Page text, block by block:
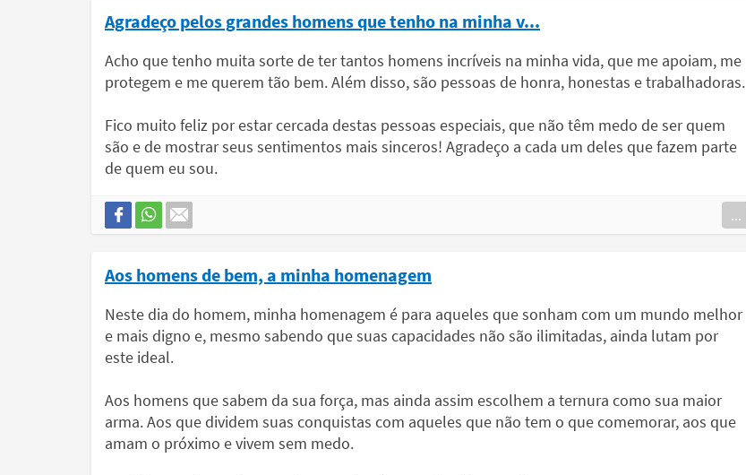
Agradeço pelos grandes homens que tenho na minha v...
Acho que tenho muita sorte de ter tantos homens incríveis na minha vida, que me apoiam, me
protegem e me querem tão bem. Além disso, são pessoas de honra, honestas e trabalhadoras.
Fico muito feliz por estar cercada destas pessoas especiais, que não têm medo de ser quem
são e de mostrar seus sentimentos mais sinceros! Agradeço a cada um deles que fazem parte
de quem eu sou.
...
Aos homens de bem, a minha homenagem
Neste dia do homem, minha homenagem é para aqueles que sonham com um mundo melhor
e mais digno e, mesmo sabendo que suas capacidades não são ilimitadas, ainda lutam por
este ideal.
Aos homens que sabem da sua força, mas ainda assim escolhem a ternura como sua maior
arma. Aos que dividem suas conquistas com aqueles que não tem o que comemorar, aos que
amam o próximo e vivem sem medo.